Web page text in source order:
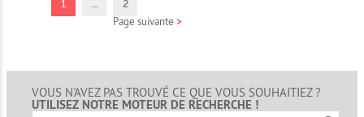
1 2
Page suivante >
VOUS N'AVEZ PAS TROUVÉ CE QUE VOUS SOUHAITIEZ ?
UTILISEZ NOTRE MOTEUR DE RECHERCHE !